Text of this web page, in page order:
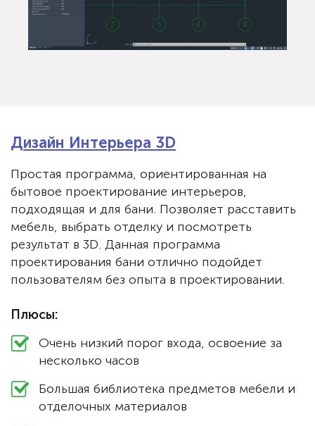
Дизайн Интерьера 3D
Простая программа, ориентированная на
бытовое проектирование интерьеров,
подходящая и для бани. Позволяет расставить
мебель, выбрать отделку и посмотреть
результат в 3D. Данная программа
проектирования бани отлично подойдет
пользователям без опыта в проектировании.
Плюсы:
Очень низкий порог входа, освоение за
несколько часов
Большая библиотека предметов мебели и
отделочных материалов